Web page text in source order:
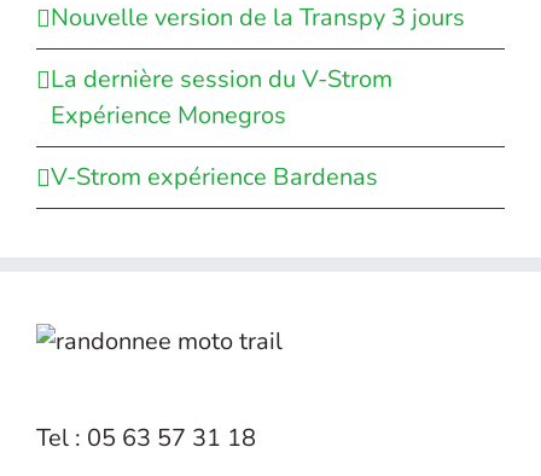
Nouvelle version de la Transpy 3 jours
La dernière session du V-Strom
Expérience Monegros
V-Strom expérience Bardenas
Tel : 05 63 57 31 18